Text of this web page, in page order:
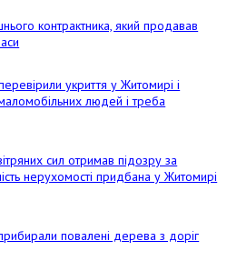
контрактника, який продавав
укриття у Житомирі і
людей і треба
сил отримав підозру за
нерухомості придбана у Житомирі
повалені дерева з доріг